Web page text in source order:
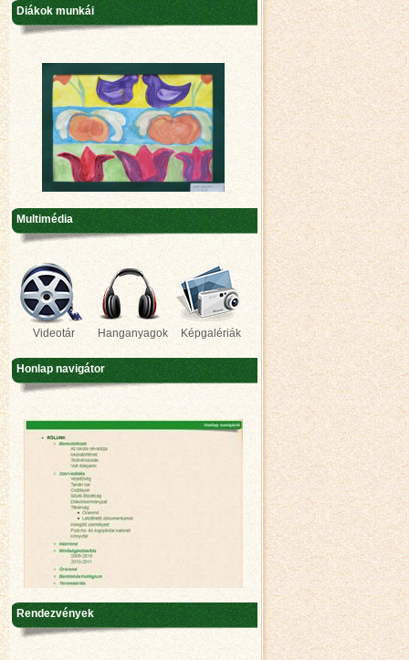
Diákok munkái
Multimédia
Videotár Hanganyagok Képgalériák
Honlap navigátor
Rendezvények